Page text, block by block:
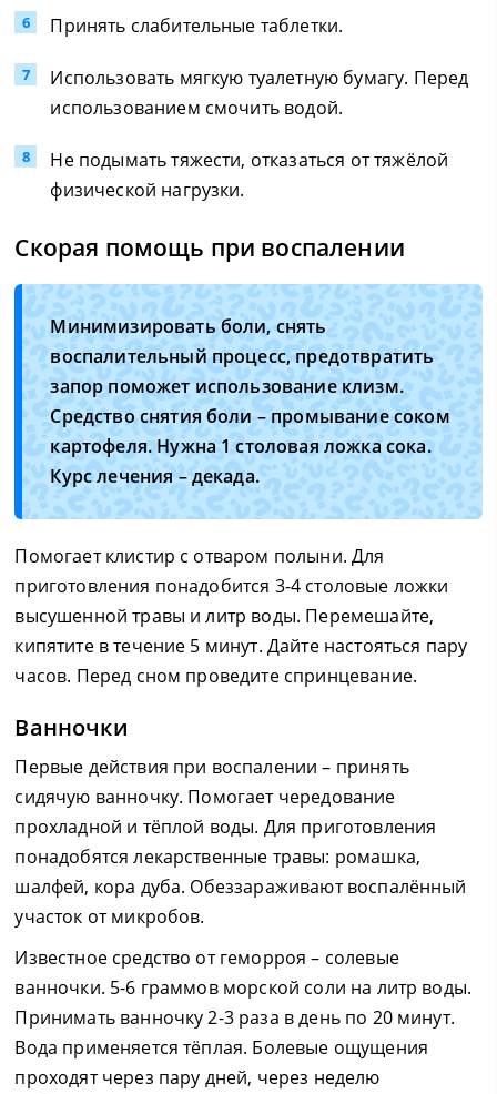
Принять слабительные таблетки.
Использовать мягкую туалетную бумагу. Перед
использованием смочить водой.
Не подымать тяжести, отказаться от тяжёлой
физической нагрузки.
Скорая помощь при воспалении
Минимизировать боли, снять
воспалительный процесс, предотвратить
запор поможет использование клизм.
Средство снятия боли – промывание соком
картофеля. Нужна 1 столовая ложка сока.
Курс лечения – декада.
Помогает клистир с отваром полыни. Для
приготовления понадобится 3-4 столовые ложки
высушенной травы и литр воды. Перемешайте,
кипятите в течение 5 минут. Дайте настояться пару
часов. Перед сном проведите спринцевание.
Ванночки
Первые действия при воспалении – принять
сидячую ванночку. Помогает чередование
прохладной и тёплой воды. Для приготовления
понадобятся лекарственные травы: ромашка,
шалфей, кора дуба. Обеззараживают воспалённый
участок от микробов.
Известное средство от геморроя – солевые
ванночки. 5-6 граммов морской соли на литр воды.
Принимать ванночку 2-3 раза в день по 20 минут.
Вода применяется тёплая. Болевые ощущения
проходят через пару дней, через неделю